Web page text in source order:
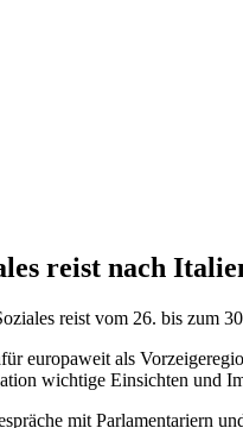
reist nach
reist vom 26. bis zum
europaweit als
wichtige Einsichten und
mit Parlamentariern